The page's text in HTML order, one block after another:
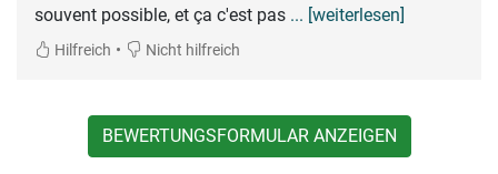
souvent possible, et ça c'est pas ... [weiterlesen]
Hilfreich • Nicht hilfreich
BEWERTUNGSFORMULAR ANZEIGEN